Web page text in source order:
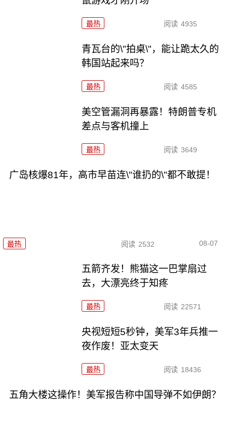
最热 阅读 4935
青瓦台的\"拍桌\"，能让跪太久的
韩国站起来吗？
最热 阅读 4585
美空管漏洞再暴露！特朗普专机
差点与客机撞上
最热 阅读 3649
广岛核爆81年，高市早苗连\"谁扔的\"都不敢提！
最热 阅读 2532 08-07
五箭齐发！熊猫这一巴掌扇过
去，大漂亮终于知疼
最热 阅读 22571
央视短短5秒钟，美军3年兵推一
夜作废！亚太变天
最热 阅读 18436
五角大楼这操作！美军报告称中国导弹不如伊朗？